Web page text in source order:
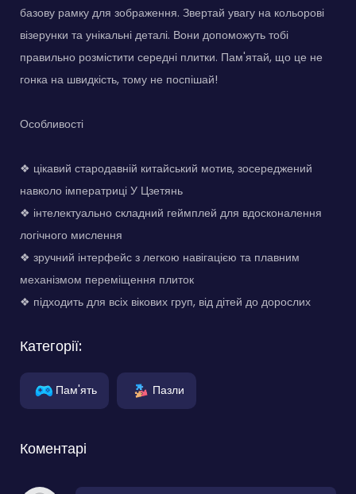
базову рамку для зображення. Звертай увагу на кольорові
візерунки та унікальні деталі. Вони допоможуть тобі
правильно розмістити середні плитки. Пам'ятай, що це не
гонка на швидкість, тому не поспішай!
Особливості
❖ цікавий стародавній китайський мотив, зосереджений
навколо імператриці У Цзетянь
❖ інтелектуально складний геймплей для вдосконалення
логічного мислення
❖ зручний інтерфейс з легкою навігацією та плавним
механізмом переміщення плиток
❖ підходить для всіх вікових груп, від дітей до дорослих
Категорії:
Пам'ять Пазли
Коментарі